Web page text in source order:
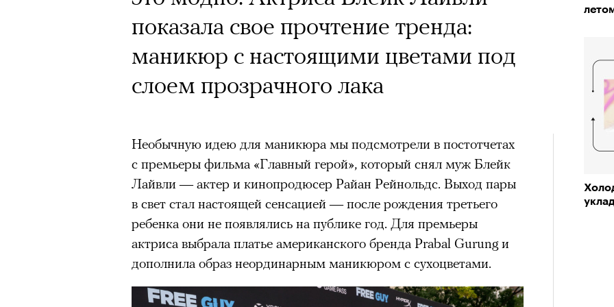
показала свое прочтение тренда:
маникюр с настоящими цветами под
слоем прозрачного лака
Необычную идею для маникюра мы‎ подсмотрели в постотчетах
с премьеры фильма «‎Главный герой»‎, который снял муж Блейк
Лайвли — актер и кинопродюсер Райан Рейнольдс. Выход пары
в свет стал настоящей сенсацией — после рождения третьего
ребенка они не появлялись на публике год. Для премьеры
актриса выбрала платье американского бренда Prabal Gurung и
дополнила образ неординарным маникюром с сухоцветами.
Год назад трагически ушел из жизни
Юрий Бутусов, один из важнейших
режиссеров современности и настоящий
визионер. Театровед Кристина
Матвиенко рассказывает о его методе и
спектаклях, изменивших язык
российского театра
и
футбольной командой, послушать
лекцию Евгении Тимоновой или
пересмотреть «Амели»
На домашних экранах
«Тед Лассо»
Apple TV, 4 сезон
Третий сезон «Теда Лассо» удачно закрыл историю канзасского
кризис-менеджера в английской футбольной команде, многие
зрители этот финал приняли за окончательное прощание. Но не